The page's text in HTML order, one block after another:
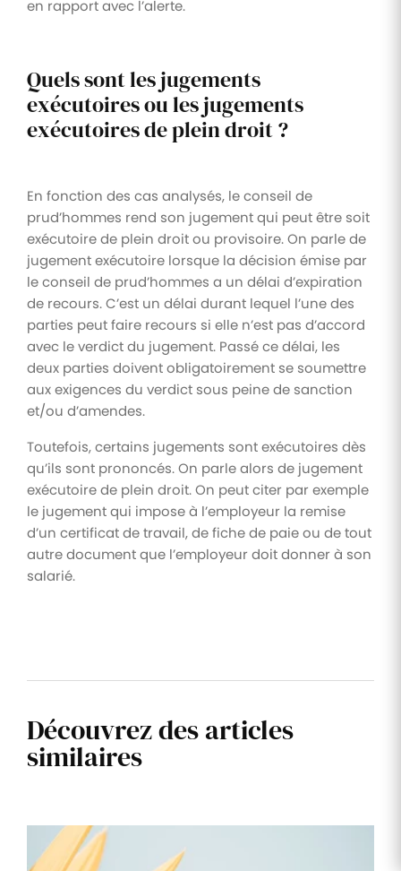
en rapport avec l’alerte.
Quels sont les jugements
exécutoires ou les jugements
exécutoires de plein droit ?
En fonction des cas analysés, le conseil de
prud’hommes rend son jugement qui peut être soit
exécutoire de plein droit ou provisoire. On parle de
jugement exécutoire lorsque la décision émise par
le conseil de prud’hommes a un délai d’expiration
de recours. C’est un délai durant lequel l’une des
parties peut faire recours si elle n’est pas d’accord
avec le verdict du jugement. Passé ce délai, les
deux parties doivent obligatoirement se soumettre
aux exigences du verdict sous peine de sanction
et/ou d’amendes.
Toutefois, certains jugements sont exécutoires dès
qu’ils sont prononcés. On parle alors de jugement
exécutoire de plein droit. On peut citer par exemple
le jugement qui impose à l’employeur la remise
d’un certificat de travail, de fiche de paie ou de tout
autre document que l’employeur doit donner à son
salarié.
Découvrez des articles
similaires